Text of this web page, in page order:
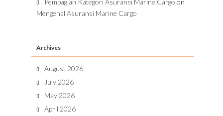
Pembagian Kategori Asuransi Marine Cargo on
Mengenal Asuransi Marine Cargo
Archives
August 2026
July 2026
May 2026
April 2026